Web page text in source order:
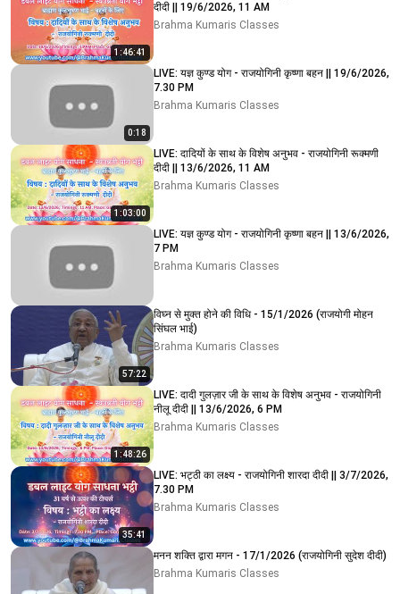
1:46:41
दीदी || 19/6/2026, 11 AM
Brahma Kumaris Classes
0:18
LIVE: यज्ञ कुण्ड योग - राजयोगिनी कृष्णा बहन || 19/6/2026,
7.30 PM
Brahma Kumaris Classes
1:03:00
LIVE: दादियों के साथ के विशेष अनुभव - राजयोगिनी रूक्मणी
दीदी || 13/6/2026, 11 AM
Brahma Kumaris Classes
LIVE: यज्ञ कुण्ड योग - राजयोगिनी कृष्णा बहन || 13/6/2026,
7 PM
Brahma Kumaris Classes
57:22
विघ्न से मुक्त होने की विधि - 15/1/2026 (राजयोगी मोहन
सिंघल भाई)
Brahma Kumaris Classes
1:48:26
LIVE: दादी गुलज़ार जी के साथ के विशेष अनुभव - राजयोगिनी
नीलू दीदी || 13/6/2026, 6 PM
Brahma Kumaris Classes
35:41
LIVE: भट्ठी का लक्ष्य - राजयोगिनी शारदा दीदी || 3/7/2026,
7.30 PM
Brahma Kumaris Classes
मनन शक्ति द्वारा मगन - 17/1/2026 (राजयोगिनी सुदेश दीदी)
Brahma Kumaris Classes